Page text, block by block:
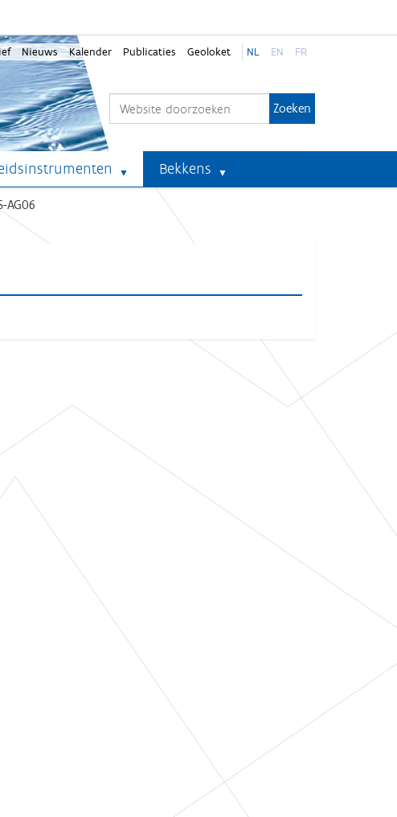
Nieuws Kalender Publicaties Geoloket NL EN FR
Bekkens
AG06